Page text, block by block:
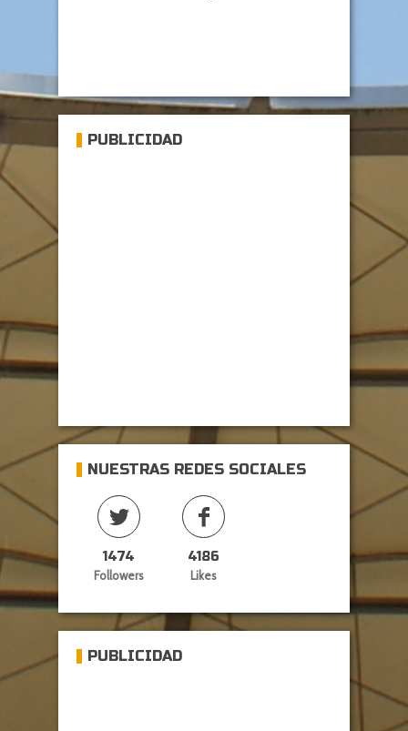
PUBLICIDAD
NUESTRAS REDES SOCIALES
1474
Followers
4186
Likes
PUBLICIDAD